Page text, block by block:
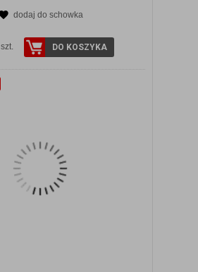
dodaj do schowka
szt. DO KOSZYKA